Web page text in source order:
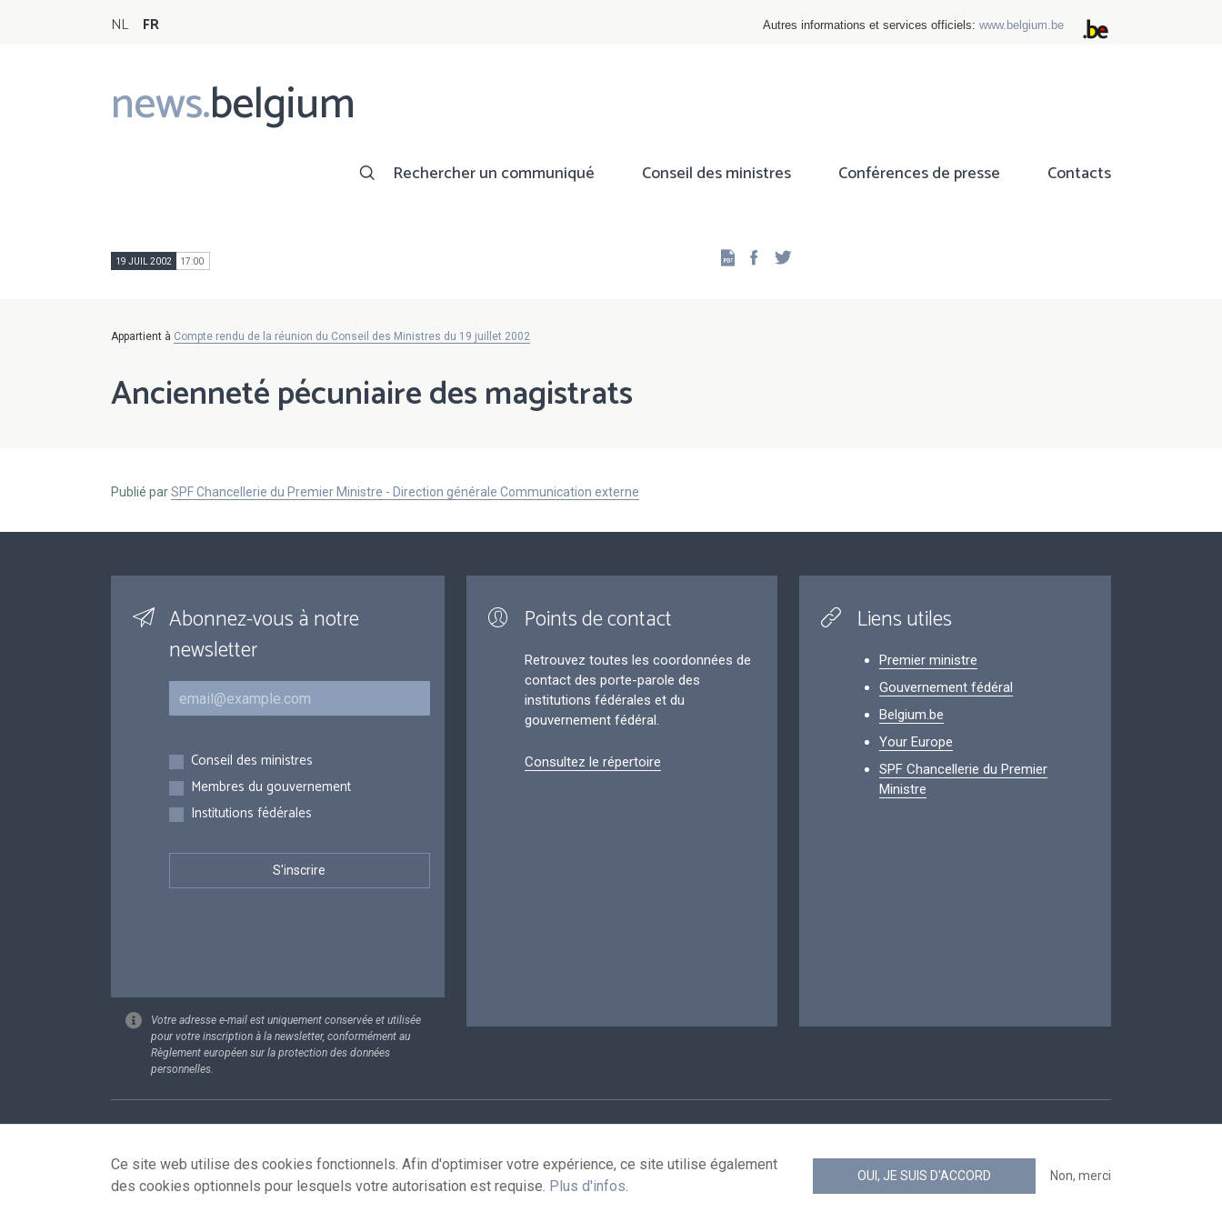
NL FR Autres informations et services officiels: www.belgium.be
news.belgium
Main
navigation
Rechercher un communiqué Conseil des ministres Conférences de presse Contacts
19 JUIL 2002 17:00 Facebook
Appartient à Compte rendu de la réunion du Conseil des Ministres du 19 juillet 2002
Ancienneté pécuniaire des magistrats
Publié parSPF Chancellerie du Premier Ministre - Direction générale Communication externe
Abonnez-vous à notre
newsletter
Courriel
Inscriptions
Conseil des ministres
Membres du gouvernement
Institutions fédérales
Votre adresse e-mail est uniquement conservée et utilisée
pour votre inscription à la newsletter, conformément au
Règlement européen sur la protection des données
personnelles.
Points de contact
Retrouvez toutes les coordonnées de
contact des porte-parole des
institutions fédérales et du
gouvernement fédéral.
Consultez le répertoire
Liens utiles
Premier ministre
Gouvernement fédéral
Belgium.be
Your Europe
SPF Chancellerie du Premier
Ministre
Ce site web utilise des cookies fonctionnels. Afin d'optimiser votre expérience, ce site utilise également
des cookies optionnels pour lesquels votre autorisation est requise. Plus d'infos.
OUI, JE SUIS D'ACCORD Non, merci